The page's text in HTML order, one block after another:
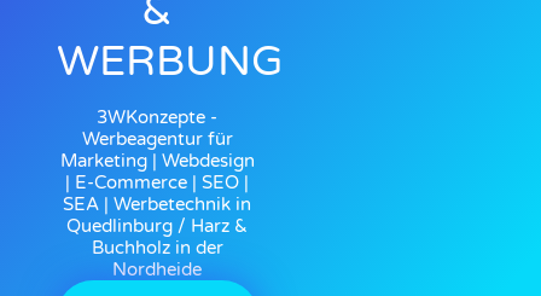
&
WERBUNG
3WKonzepte -
Werbeagentur für
Marketing | Webdesign
| E-Commerce | SEO |
SEA | Werbetechnik in
Quedlinburg / Harz &
Buchholz in der
Nordheide